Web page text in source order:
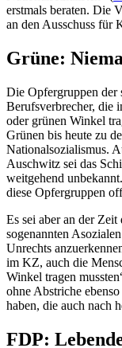
erstmals beraten. Die
an den Ausschuss für
Grüne:
Die Opfergruppen der
Berufsverbrecher, die
oder grünen Winkel
Grünen bis heute zu
Nationalsozialismus.
Auschwitz sei das
weitgehend
diese Opfergruppen
Es sei aber an der
sogenannten
Unrechts
im KZ, auch die
Winkel tragen
ohne Abstriche
haben, die auch nach
FDP: